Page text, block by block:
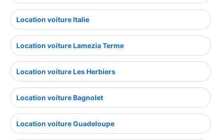
Location voiture Italie
Location voiture Lamezia Terme
Location voiture Les Herbiers
Location voiture Bagnolet
Location voiture Guadeloupe